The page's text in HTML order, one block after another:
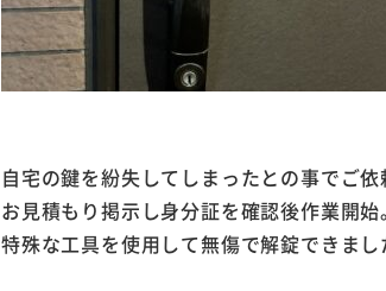
自宅の鍵を紛失してしまったとの事でご依
お見積もり掲示し身分証を確認後作業開始。
特殊な工具を使用して無傷で解錠できまし